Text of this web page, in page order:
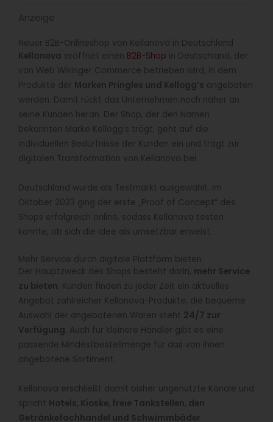
Anzeige
Neuer B2B-Onlineshop von Kellanova in Deutschland
Kellanova eröffnet einen B2B-Shop in Deutschland, der
von Web Wikinger Commerce betrieben wird, in dem
Produkte der Marken Pringles und Kellogg’s angeboten
werden. Damit rückt das Unternehmen noch näher an
seine Kunden heran. Der Shop, der den Namen
bekannten Marke Kellogg’s trägt, geht auf die
individuellen Bedürfnisse der Kunden ein und trägt zur
digitalen Transformation von Kellanova bei.
Deutschland wurde als Testmarkt ausgewählt. Im
Oktober 2023 ging der erste „Proof of Concept“ des
Shops erfolgreich online, sodass Kellanova testen
konnte, ob sich die Idee als umsetzbar erweist.
Mehr Service durch digitale Plattform bieten
Der Hauptzweck des Shops besteht darin, mehr Service
zu bieten : Kunden finden zu jeder Zeit ein aktuelles
Angebot zahlreicher Kellanova-Produkte; die bequeme
Auswahl der angebotenen Waren steht 24/7 zur
Verfügung . Auch für kleinere Händler gibt es eine
passende Mindestbestellmenge für das von ihnen
angebotene Sortiment.
Kellanova erschließt damit bisher ungenutzte Kanäle und
spricht Hotels, Kioske, freie Tankstellen, den
Getränkefachhandel und Schwimmbäder